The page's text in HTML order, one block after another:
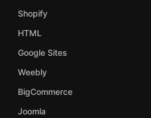
Shopify
HTML
Google Sites
Weebly
BigCommerce
Joomla